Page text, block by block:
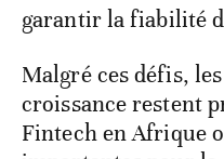
garantir la fiabilité
Malgré ces défis,
croissance restent
Fintech en Afrique